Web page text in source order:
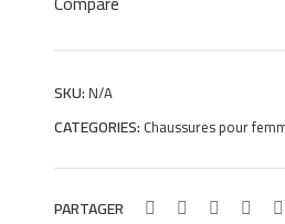
en
daim
noir
quantity
SKU: N/A
CATEGORIES: Chaussures pour
PARTAGER